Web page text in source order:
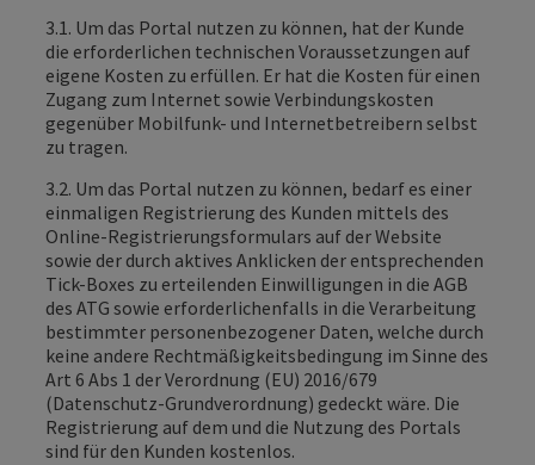
3.1. Um das Portal nutzen zu können, hat der Kunde
die erforderlichen technischen Voraussetzungen auf
eigene Kosten zu erfüllen. Er hat die Kosten für einen
Zugang zum Internet sowie Verbindungskosten
gegenüber Mobilfunk- und Internetbetreibern selbst
zu tragen.
3.2. Um das Portal nutzen zu können, bedarf es einer
einmaligen Registrierung des Kunden mittels des
Online-Registrierungsformulars auf der Website
sowie der durch aktives Anklicken der entsprechenden
Tick-Boxes zu erteilenden Einwilligungen in die AGB
des ATG sowie erforderlichenfalls in die Verarbeitung
bestimmter personenbezogener Daten, welche durch
keine andere Rechtmäßigkeitsbedingung im Sinne des
Art 6 Abs 1 der Verordnung (EU) 2016/679
(Datenschutz-Grundverordnung) gedeckt wäre. Die
Registrierung auf dem und die Nutzung des Portals
sind für den Kunden kostenlos.